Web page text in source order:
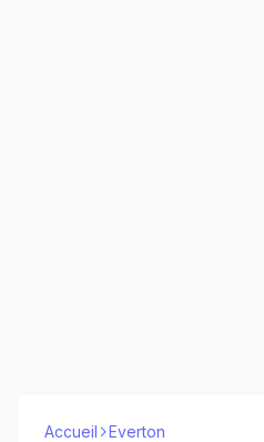
Accueil Everton